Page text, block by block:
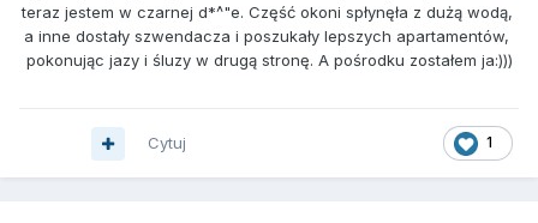
teraz jestem w czarnej d*^"e. Część okoni spłynęła z dużą wodą,
a inne dostały szwendacza i poszukały lepszych apartamentów,
1
Cytuj